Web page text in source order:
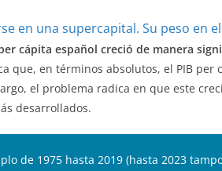
cápita español creció de manera
que, en términos absolutos, el PIB per
el problema radica en que este
desarrollados.
de 1975 hasta 2019 (hasta 2023